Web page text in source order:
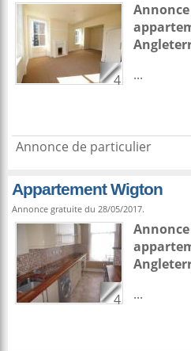
4
...
Annonce de particulier
Appartement Wigton
Annonce gratuite du 28/05/2017.
4
...